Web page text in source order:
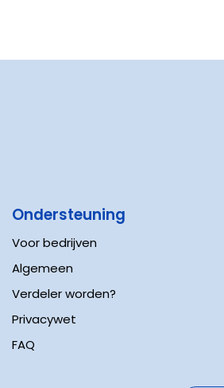
Ondersteuning
Voor bedrijven
Algemeen
Verdeler worden?
Privacywet
FAQ